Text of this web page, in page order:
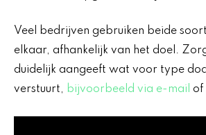
Veel bedrijven gebruiken beide
elkaar, afhankelijk van het doel.
duidelijk aangeeft wat voor type
verstuurt, bijvoorbeeld via e-mail of